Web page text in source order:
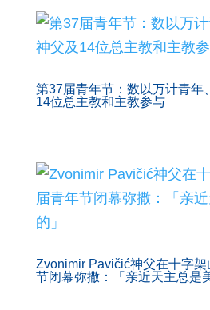
第37届青年节：数以万计青年
14位总主教和主教参与
Zvonimir Pavičić神父在十字
节闭幕弥撒：「亲近天主总是